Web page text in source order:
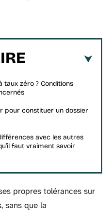
taux zéro ? Conditions
pour constituer un dossier
avec les autres
faut vraiment savoir
propres tolérances sur
sans que la